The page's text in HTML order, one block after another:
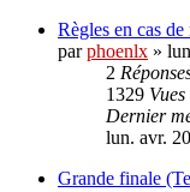
Règles en cas
parphoenlx »
2
1329 Vues
Dernier
lun. avr.
Grande finale